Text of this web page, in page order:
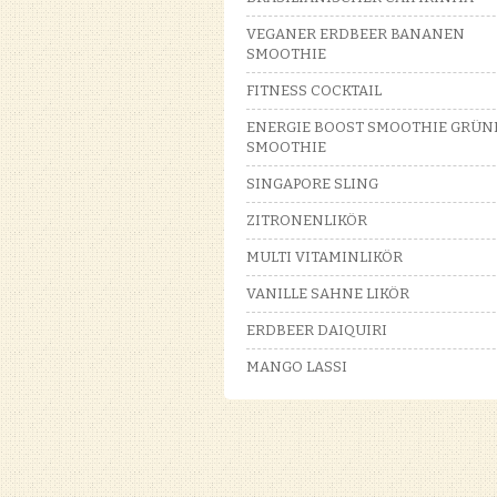
VEGANER ERDBEER BANANEN
SMOOTHIE
FITNESS COCKTAIL
ENERGIE BOOST SMOOTHIE
SMOOTHIE
SINGAPORE SLING
ZITRONENLIKÖR
MULTI VITAMINLIKÖR
VANILLE SAHNE LIKÖR
ERDBEER DAIQUIRI
MANGO LASSI